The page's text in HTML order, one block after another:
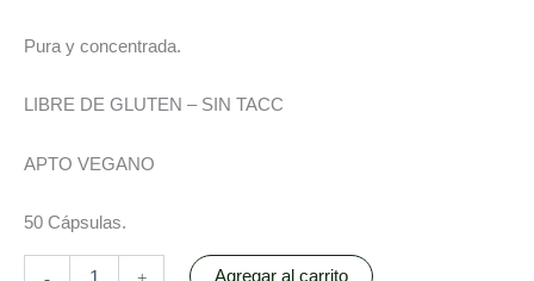
Pura y concentrada.
LIBRE DE GLUTEN – SIN TACC
APTO VEGANO
50 Cápsulas.
Agregar al carrito